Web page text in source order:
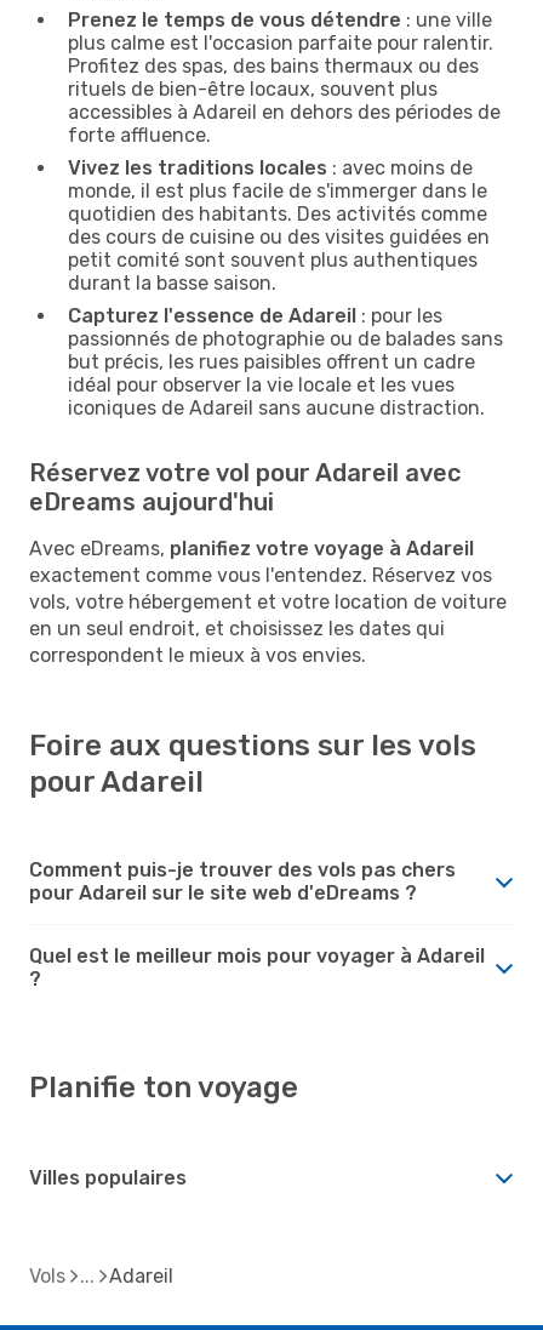
Prenez le temps de vous détendre : une ville
plus calme est l'occasion parfaite pour ralentir.
Profitez des spas, des bains thermaux ou des
rituels de bien-être locaux, souvent plus
accessibles à Adareil en dehors des périodes de
forte affluence.
Vivez les traditions locales : avec moins de
monde, il est plus facile de s'immerger dans le
quotidien des habitants. Des activités comme
des cours de cuisine ou des visites guidées en
petit comité sont souvent plus authentiques
durant la basse saison.
Capturez l'essence de Adareil : pour les
passionnés de photographie ou de balades sans
but précis, les rues paisibles offrent un cadre
idéal pour observer la vie locale et les vues
iconiques de Adareil sans aucune distraction.
Réservez votre vol pour Adareil avec
eDreams aujourd'hui
Avec eDreams, planifiez votre voyage à Adareil
exactement comme vous l'entendez. Réservez vos
vols, votre hébergement et votre location de voiture
en un seul endroit, et choisissez les dates qui
correspondent le mieux à vos envies.
Foire aux questions sur les vols
pour Adareil
Comment puis-je trouver des vols pas chers
pour Adareil sur le site web d'eDreams ?
Quel est le meilleur mois pour voyager à Adareil
?
Planifie ton voyage
Villes populaires
Vols Adareil